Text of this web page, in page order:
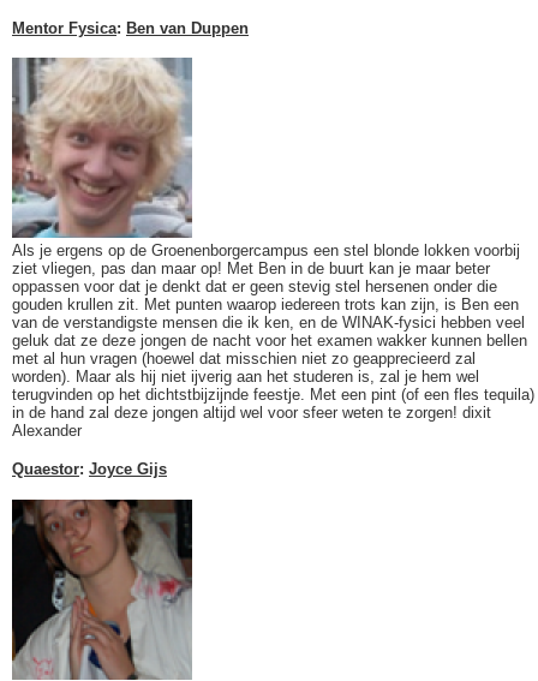
Mentor Fysica: Ben van Duppen
Als je ergens op de Groenenborgercampus een stel blonde lokken voorbij
ziet vliegen, pas dan maar op! Met Ben in de buurt kan je maar beter
oppassen voor dat je denkt dat er geen stevig stel hersenen onder die
gouden krullen zit. Met punten waarop iedereen trots kan zijn, is Ben een
van de verstandigste mensen die ik ken, en de WINAK-fysici hebben veel
geluk dat ze deze jongen de nacht voor het examen wakker kunnen bellen
met al hun vragen (hoewel dat misschien niet zo geapprecieerd zal
worden). Maar als hij niet ijverig aan het studeren is, zal je hem wel
terugvinden op het dichtstbijzijnde feestje. Met een pint (of een fles tequila)
in de hand zal deze jongen altijd wel voor sfeer weten te zorgen! dixit
Alexander
Quaestor: Joyce Gijs